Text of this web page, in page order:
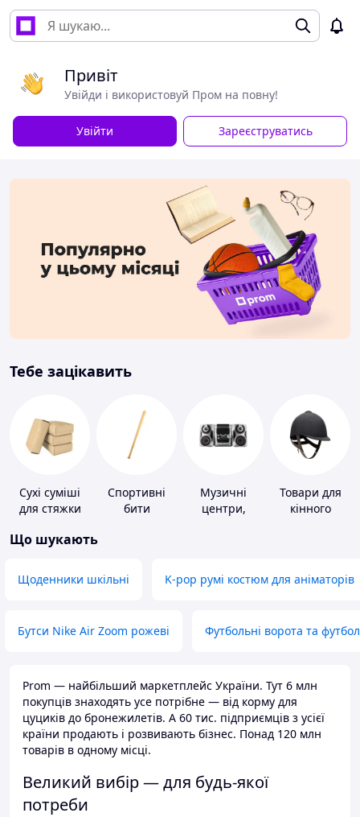
Привіт
Увійди і використовуй Пром на повну!
Увійти Зареєструватись
Тебе зацікавить
Сухі суміші
для стяжки
Спортивні
бити
Музичні
центри,
Товари для
кінного
Що шукають
Щоденники шкільні K-pop румі костюм для аніматорів
Бутси Nike Air Zoom рожеві Футбольні ворота та
Prom — найбільший маркетплейс України. Тут 6 млн
покупців знаходять усе потрібне — від корму для
цуциків до бронежилетів. А 60 тис. підприємців з усієї
країни продають і розвивають бізнес. Понад 120 млн
товарів в одному місці.
Великий вибір — для будь-якої
потреби